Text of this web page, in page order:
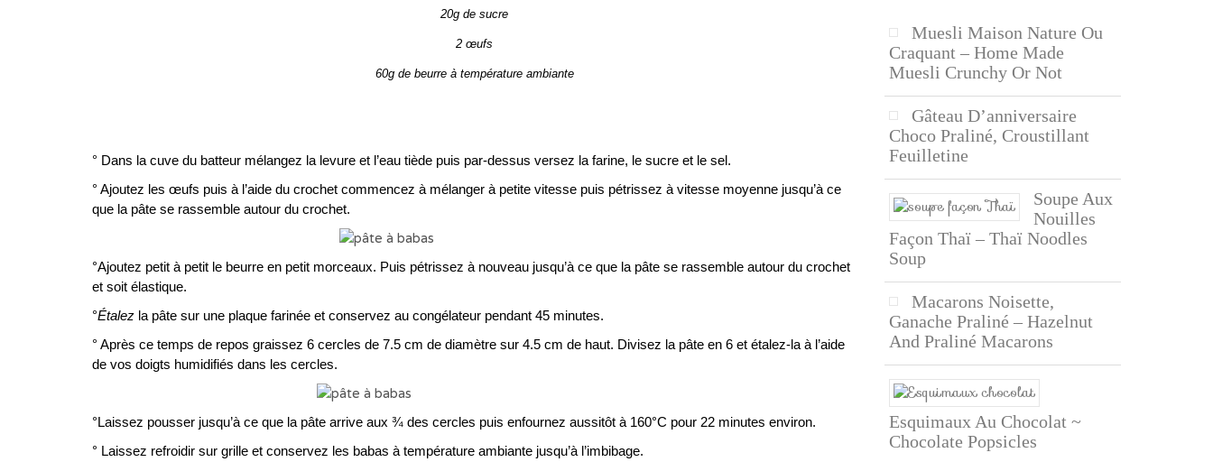
20g de sucre
2 œufs
60g de beurre à température ambiante
° Dans la cuve du batteur mélangez la levure et l’eau tiède puis par-dessus versez la farine, le sucre et le sel.
° Ajoutez les œufs puis à l’aide du crochet commencez à mélanger à petite vitesse puis pétrissez à vitesse moyenne jusqu’à ce
que la pâte se rassemble autour du crochet.
°Ajoutez petit à petit le beurre en petit morceaux. Puis pétrissez à nouveau jusqu’à ce que la pâte se rassemble autour du crochet
et soit élastique.
°Étalez la pâte sur une plaque farinée et conservez au congélateur pendant 45 minutes.
° Après ce temps de repos graissez 6 cercles de 7.5 cm de diamètre sur 4.5 cm de haut. Divisez la pâte en 6 et étalez-la à l’aide
de vos doigts humidifiés dans les cercles.
°Laissez pousser jusqu’à ce que la pâte arrive aux ¾ des cercles puis enfournez aussitôt à 160°C pour 22 minutes environ.
° Laissez refroidir sur grille et conservez les babas à température ambiante jusqu’à l’imbibage.
Muesli Maison Nature Ou
Craquant – Home Made
Muesli Crunchy Or Not
Gâteau D’anniversaire
Choco Praliné, Croustillant
Feuilletine
Soupe Aux
Nouilles
Façon Thaï – Thaï Noodles
Soup
Macarons Noisette,
Ganache Praliné – Hazelnut
And Praliné Macarons
Esquimaux Au Chocolat ~
Chocolate Popsicles